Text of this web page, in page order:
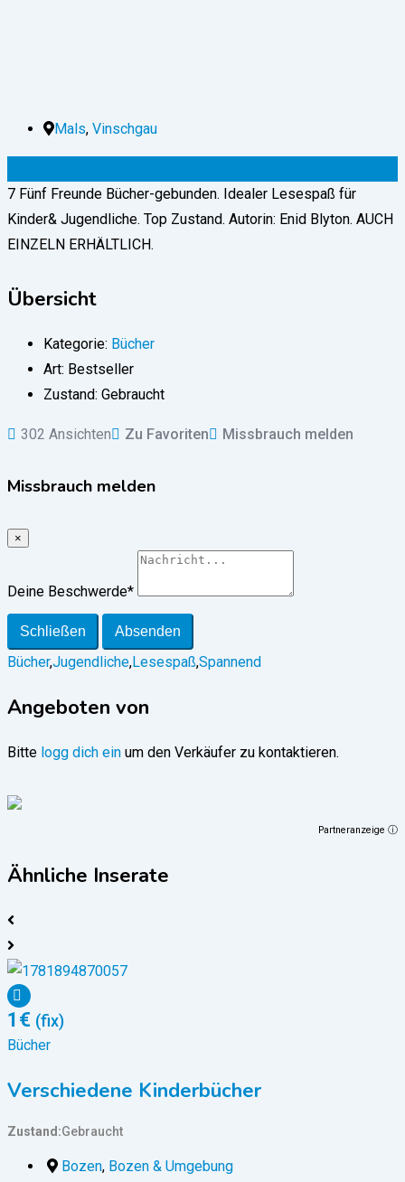
Mals, Vinschgau
7 Fünf Freunde Bücher-gebunden. Idealer Lesespaß für
Kinder& Jugendliche. Top Zustand. Autorin: Enid Blyton. AUCH
EINZELN ERHÄLTLICH.
Übersicht
Kategorie: Bücher
Art: Bestseller
Zustand: Gebraucht
302 Ansichten Zu Favoriten Missbrauch melden
Missbrauch melden
×
Deine Beschwerde*
Schließen Absenden
Bücher,Jugendliche,Lesespaß,Spannend
Angeboten von
Bitte logg dich ein um den Verkäufer zu kontaktieren.
Partneranzeige ⓘ
Ähnliche Inserate
1 € (fix)
Bücher
Verschiedene Kinderbücher
Zustand Gebraucht
Bozen, Bozen & Umgebung